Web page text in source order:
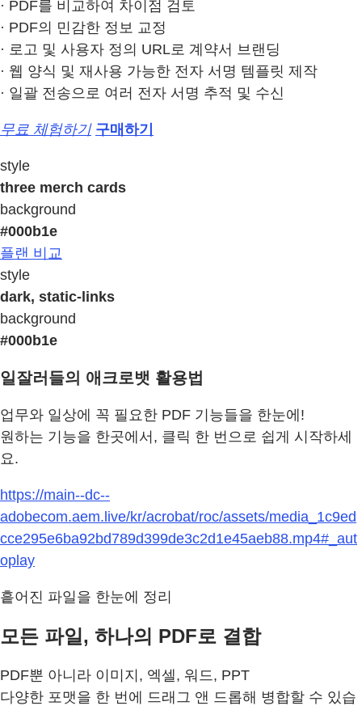
· PDF를 비교하여 차이점 검토
· PDF의 민감한 정보 교정
· 로고 및 사용자 정의 URL로 계약서 브랜딩
· 웹 양식 및 재사용 가능한 전자 서명 템플릿 제작
· 일괄 전송으로 여러 전자 서명 추적 및 수신
무료 체험하기​ 구매하기
style
three merch cards
background
#000b1e
플랜 비교​
style
dark, static-links
background
#000b1e
일잘러들의 애크로뱃 활용법
업무와 일상에 꼭 필요한 PDF 기능들을 한눈에!
원하는 기능을 한곳에서, 클릭 한 번으로 쉽게 시작하세
요.
https://main--dc--
adobecom.aem.live/kr/acrobat/roc/assets/media_1c9ed
cce295e6ba92bd789d399de3c2d1e45aeb88.mp4#_aut
oplay
흩어진 파일을 한눈에 정리
모든 파일, 하나의 PDF로 결합
PDF뿐 아니라 이미지, 엑셀, 워드, PPT
다양한 포맷을 한 번에 드래그 앤 드롭해 병합할 수 있습